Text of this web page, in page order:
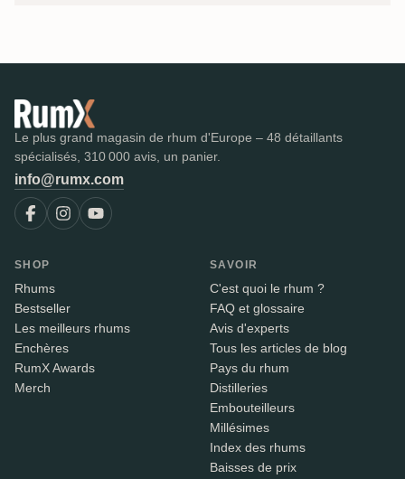
Le plus grand magasin de rhum d'Europe – 48 détaillants
spécialisés, 310 000 avis, un panier.
info@rumx.com
SHOP
Rhums
Bestseller
Les meilleurs rhums
Enchères
RumX Awards
Merch
SAVOIR
C'est quoi le rhum ?
FAQ et glossaire
Avis d'experts
Tous les articles de blog
Pays du rhum
Distilleries
Embouteilleurs
Millésimes
Index des rhums
Baisses de prix